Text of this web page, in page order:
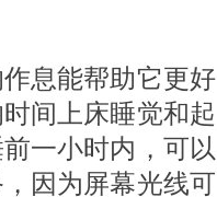
息能帮助它更好
间上床睡觉和起
一小时内，可以
因为屏幕光线可